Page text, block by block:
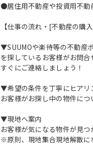
●居住用不動産や投資用不動
【仕事の流れ・[不動産の購
▼SUUMOや楽待等の不動産
を探しているお客様がお問合
すぐにご連絡しましょう！
▼希望の条件を丁寧にヒアリ
お客様がお探し中の物件に
▼現地へ案内
お客様が気になる物件が見
※原則、現地集合現地解散に